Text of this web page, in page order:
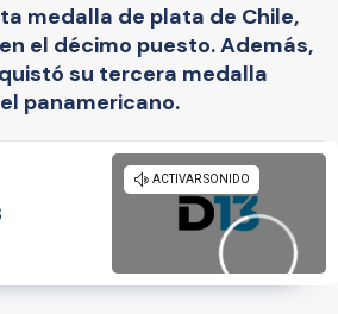
medalla de plata de Chile,
el décimo puesto. Además,
su tercera medalla
panamericano.